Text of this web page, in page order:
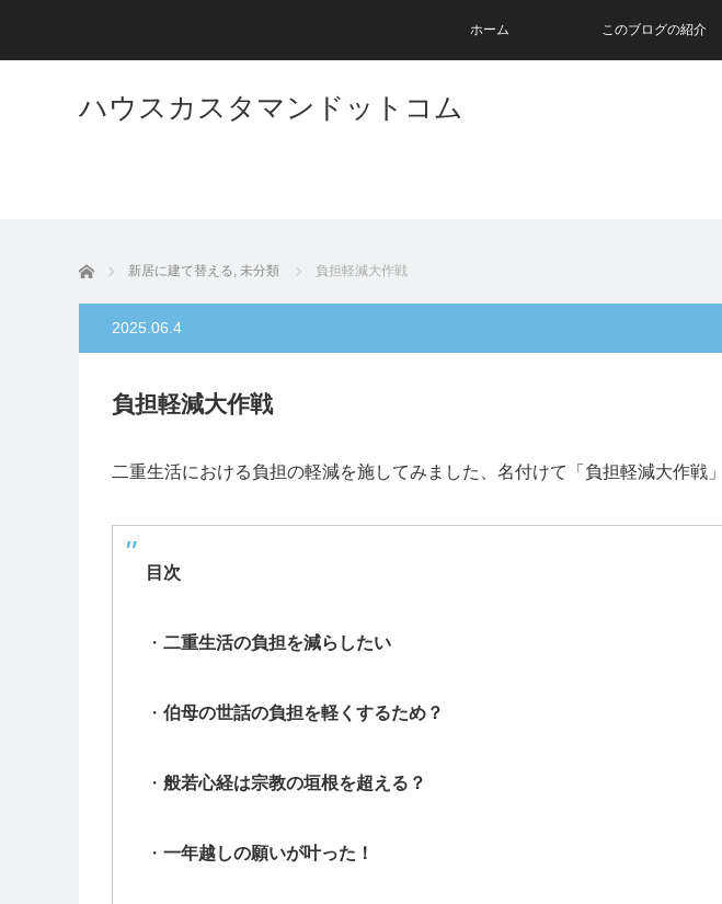
ホーム このブログの紹介
ハウスカスタマンドットコム
ホーム 新居に建て替える, 未分類 負担軽減大作戦
2025.06.4
負担軽減大作戦
二重生活における負担の軽減を施してみました、名付けて「負担軽減大作戦」
目次
・ 二重生活の負担を減らしたい
・ 伯母の世話の負担を軽くするため？
・ 般若心経は宗教の垣根を超える？
・ 一年越しの願いが叶った！